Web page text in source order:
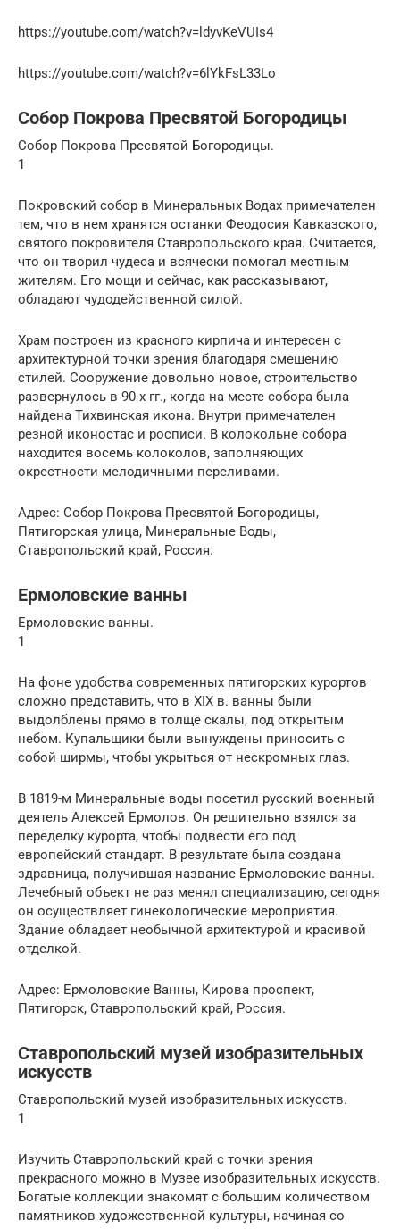
https://youtube.com/watch?v=ldyvKeVUIs4
https://youtube.com/watch?v=6lYkFsL33Lo
Собор Покрова Пресвятой Богородицы
Собор Покрова Пресвятой Богородицы.
1
Покровский собор в Минеральных Водах примечателен
тем, что в нем хранятся останки Феодосия Кавказского,
святого покровителя Ставропольского края. Считается,
что он творил чудеса и всячески помогал местным
жителям. Его мощи и сейчас, как рассказывают,
обладают чудодейственной силой.
Храм построен из красного кирпича и интересен с
архитектурной точки зрения благодаря смешению
стилей. Сооружение довольно новое, строительство
развернулось в 90-х гг., когда на месте собора была
найдена Тихвинская икона. Внутри примечателен
резной иконостас и росписи. В колокольне собора
находится восемь колоколов, заполняющих
окрестности мелодичными переливами.
Адрес: Собор Покрова Пресвятой Богородицы,
Пятигорская улица, Минеральные Воды,
Ставропольский край, Россия.
Ермоловские ванны
Ермоловские ванны.
1
На фоне удобства современных пятигорских курортов
сложно представить, что в XIX в. ванны были
выдолблены прямо в толще скалы, под открытым
небом. Купальщики были вынуждены приносить с
собой ширмы, чтобы укрыться от нескромных глаз.
В 1819-м Минеральные воды посетил русский военный
деятель Алексей Ермолов. Он решительно взялся за
переделку курорта, чтобы подвести его под
европейский стандарт. В результате была создана
здравница, получившая название Ермоловские ванны.
Лечебный объект не раз менял специализацию, сегодня
он осуществляет гинекологические мероприятия.
Здание обладает необычной архитектурой и красивой
отделкой.
Адрес: Ермоловские Ванны, Кирова проспект,
Пятигорск, Ставропольский край, Россия.
Ставропольский музей изобразительных
искусств
Ставропольский музей изобразительных искусств.
1
Изучить Ставропольский край с точки зрения
прекрасного можно в Музее изобразительных искусств.
Богатые коллекции знакомят с большим количеством
памятников художественной культуры, начиная со